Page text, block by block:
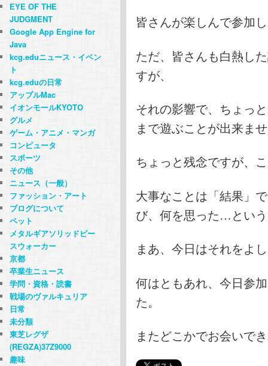
皆さんが楽しんで参加
ただ、皆さんも白熱し
すが、
それの影響で、ちょっ
まで遊ぶことが出来ま
ちょっと残念ですが、
大事なことは「結果」
び、何を思った…とい
まあ、今日はそれをよ
何はともあれ、今日参
た。
またどこかでお会いで
EYE OF THE
JUDGMENT
Google App Engine for
Java
kcg.eduニュース・イベン
ト
kcg.eduの日常
アップルMac
イオンモールKYOTO
グルメ
ゲーム・アニメ・マンガ
コンピュータ
スポーツ
その他
ニュース（一般）
ファッション・アート
ブログについて
ペット
メタルギアソリッドピー
スウォーカー
京都
卒業生ニュース
学問・資格・読書
戦場のヴァルキュリア
日常
未分類
東芝レグザ
(REGZA)37Z9000
趣味